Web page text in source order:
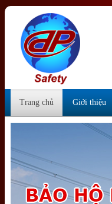
Trang chủ Giới thiệu